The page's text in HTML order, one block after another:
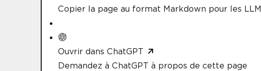
Copier la page au format Markdown pour les LLM
Ouvrir dans ChatGPT
Demandez à ChatGPT à propos de cette page